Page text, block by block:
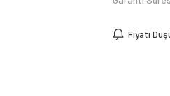
Fiyatı